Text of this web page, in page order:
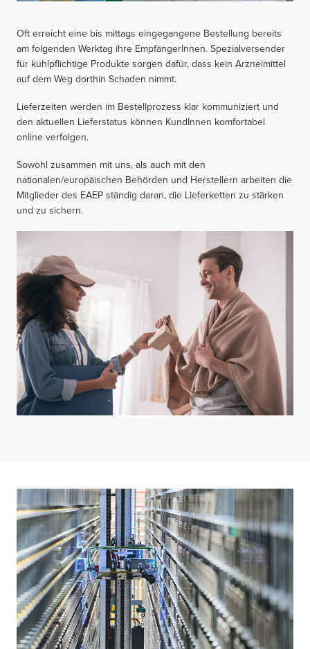
Oft erreicht eine bis mittags eingegangene Bestellung bereits
am folgenden Werktag ihre EmpfängerInnen. Spezialversender
für kühlpflichtige Produkte sorgen dafür, dass kein Arzneimittel
auf dem Weg dorthin Schaden nimmt.
Lieferzeiten werden im Bestellprozess klar kommuniziert und
den aktuellen Lieferstatus können KundInnen komfortabel
online verfolgen.
Sowohl zusammen mit uns, als auch mit den
nationalen/europäischen Behörden und Herstellern arbeiten die
Mitglieder des EAEP ständig daran, die Lieferketten zu stärken
und zu sichern.